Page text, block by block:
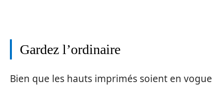
Gardez l’ordinaire
Bien que les hauts imprimés soient en vogue